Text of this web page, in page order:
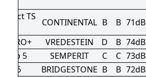
TS
CONTINENTAL B B 71dB
PRO+
VREDESTEIN D B 74dB
Grip 5
SEMPERIT C C 73dB
6
BRIDGESTONE B B 72dB